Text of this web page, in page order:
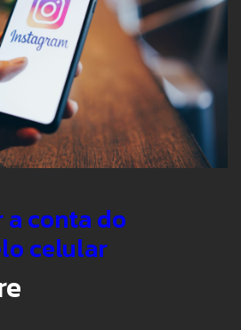
conta do
celular